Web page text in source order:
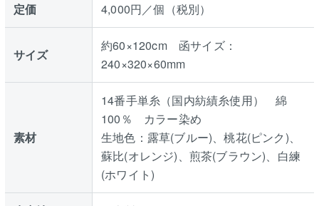
定価 4,000円／個（税別）
サイズ
約60×120cm 函サイズ：
240×320×60mm
素材
14番手単糸（国内紡績糸使用） 綿
100％ カラー染め
生地色：露草(ブルー)、桃花(ピンク)、
蘇比(オレンジ)、煎茶(ブラウン)、白練
(ホワイト)